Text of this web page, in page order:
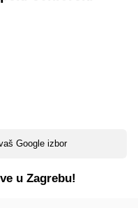
Google izbor
u Zagrebu!